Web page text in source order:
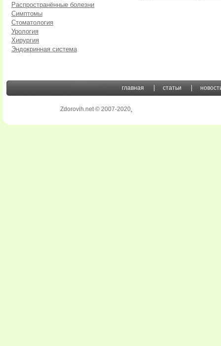
Распространённые болезни
Симптомы
Стоматология
Урология
Хирургия
Эндокринная система
главная статьи
Zdorovih.net © 2007-2020